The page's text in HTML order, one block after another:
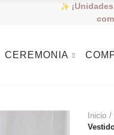
CEREMONIA
Inicio